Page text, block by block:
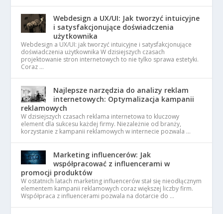
Webdesign a UX/UI: Jak tworzyć intuicyjne
i satysfakcjonujące doświadczenia
użytkownika
Webdesign a UX/UI: jak tworzyć intuicyjne i satysfakcjonujące
doświadczenia użytkownika W dzisiejszych czasach
projektowanie stron internetowych to nie tylko sprawa estetyki.
Coraz …
Najlepsze narzędzia do analizy reklam
internetowych: Optymalizacja kampanii
reklamowych
W dzisiejszych czasach reklama internetowa to kluczowy
element dla sukcesu każdej firmy. Niezależnie od branży,
korzystanie z kampanii reklamowych w internecie pozwala …
Marketing influencerów: Jak
współpracować z influencerami w
promocji produktów
W ostatnich latach marketing influencerów stał się nieodłącznym
elementem kampanii reklamowych coraz większej liczby firm.
Współpraca z influencerami pozwala na dotarcie do …